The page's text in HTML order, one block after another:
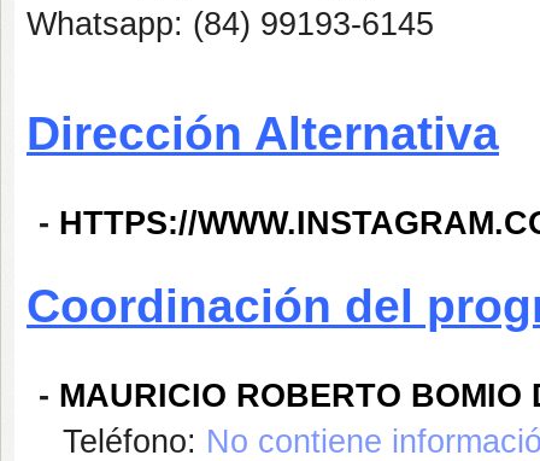
Whatsapp: (84) 99193-6145
Dirección Alternativa
- HTTPS://
Coordinación del
- MAURICIO ROBERTO BOMIO
Teléfono: No contiene